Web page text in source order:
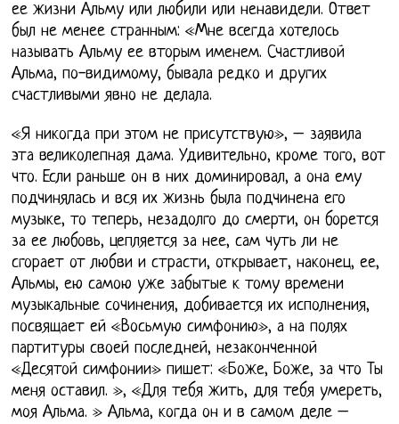
ее жизни Альму или любили или ненавидели. Ответ
был не менее странным: «Мне всегда хотелось
называть Альму ее вторым именем. Счастливой
Альма, по-видимому, бывала редко и других
счастливыми явно не делала.
«Я никогда при этом не присутствую», – заявила
эта великолепная дама. Удивительно, кроме того, вот
что. Если раньше он в них доминировал, а она ему
подчинялась и вся их жизнь была подчинена его
музыке, то теперь, незадолго до смерти, он борется
за ее любовь, цепляется за нее, сам чуть ли не
сгорает от любви и страсти, открывает, наконец, ее,
Альмы, ею самою уже забытые к тому времени
музыкальные сочинения, добивается их исполнения,
посвящает ей «Восьмую симфонию», а на полях
партитуры своей последней, незаконченной
«Десятой симфонии» пишет: «Боже, Боже, за что Ты
меня оставил. », «Для тебя жить, для тебя умереть,
моя Альма. » Альма, когда он и в самом деле –